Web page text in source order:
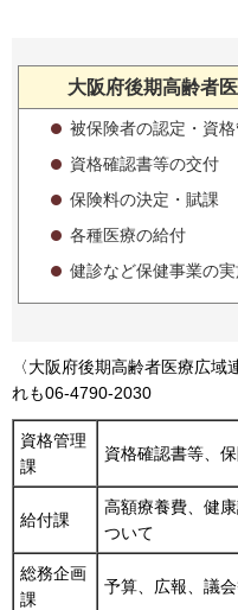
大阪府後期高齢者
被保険者の認定・資
資格確認書等の交付
保険料の決定・賦課
各種医療の給付
健診など保健事業の
〈大阪府後期高齢者医療広
れも06-4790-2030
資格管理
課
資格確認書等、
給付課
高額療養費、健
ついて
総務企画
課
予算、広報、議